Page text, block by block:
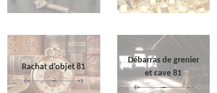
Rachat d'objet 81
Débarras de grenier
et cave 81